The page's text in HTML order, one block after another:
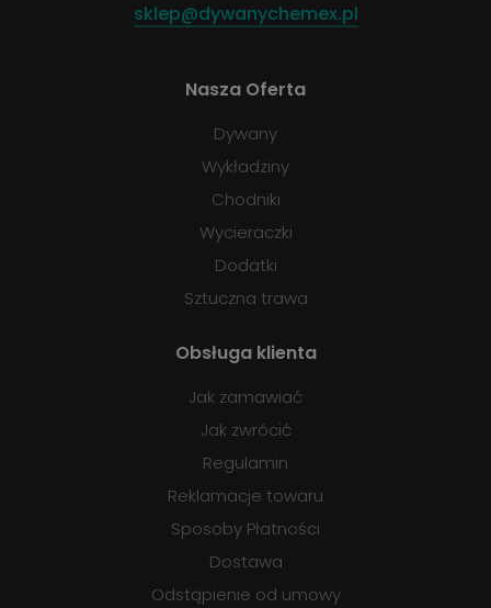
sklep@dywanychemex.pl
Nasza Oferta
Dywany
Wykładziny
Chodniki
Wycieraczki
Dodatki
Sztuczna trawa
Obsługa klienta
Jak zamawiać
Jak zwrócić
Regulamin
Reklamacje towaru
Sposoby Płatności
Dostawa
Odstąpienie od umowy